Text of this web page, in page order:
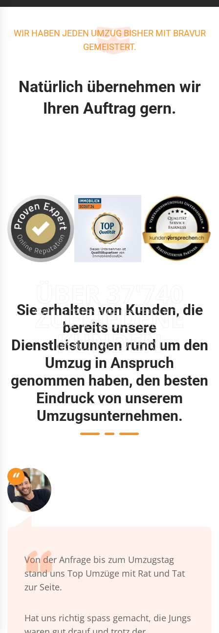
WIR HABEN JEDEN UMZUG BISHER MIT BRAVUR
GEMEISTERT.
Natürlich übernehmen wir
Ihren Auftrag gern.
ZUFRIEDENE
KUNDEN
Sie erhalten von Kunden, die
bereits unsere
Dienstleistungen rund um den
Umzug in Anspruch
genommen haben, den besten
Eindruck von unserem
Umzugsunternehmen.
“
Von der Anfrage bis zum Umzugstag
stand uns Top Umzüge mit Rat und Tat
zur Seite.
Hat uns richtig spass gemacht, die Jungs